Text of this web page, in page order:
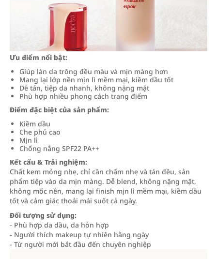
Ưu điểm nổi bật:
Giúp làn da trông đều màu và mịn màng hơn
Mang lại lớp nền mịn lì mềm mại, kiềm dầu tốt
Dễ tán, tiệp da nhanh, không nặng mặt
Phù hợp nhiều phong cách trang điểm
Điểm đặc biệt của sản phẩm:
Kiềm dầu
Che phủ cao
Mịn lì
Chống nắng SPF22 PA++
Kết cấu & Trải nghiệm:
Chất kem mỏng nhẹ, chỉ cần chấm nhẹ và tán đều, sản
phẩm tiệp vào da mịn màng. Dễ blend, không nặng mặt,
không mốc nền, mang lại finish mịn lì mềm mại, kiềm dầu
tốt và cảm giác thoải mái suốt cả ngày.
Đối tượng sử dụng:
- Phù hợp da dầu, da hỗn hợp
- Người thích makeup tự nhiên hằng ngày
- Từ người mới bắt đầu đến chuyên nghiệp